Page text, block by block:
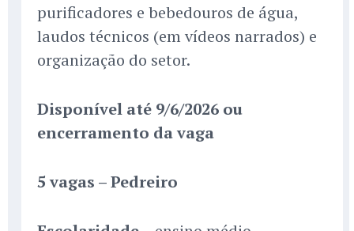
purificadores e bebedouros de água,
laudos técnicos (em vídeos narrados) e
organização do setor.
Disponível até 9/6/2026 ou
encerramento da vaga
5 vagas – Pedreiro